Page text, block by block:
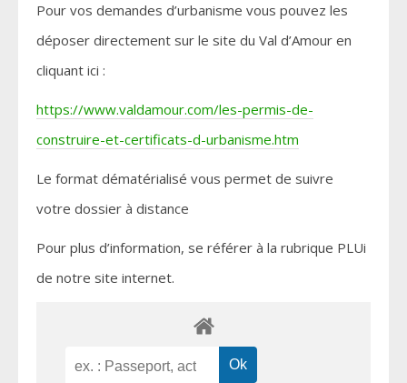
Pour vos demandes d’urbanisme vous pouvez les
déposer directement sur le site du Val d’Amour en
cliquant ici :
https://www.valdamour.com/les-permis-de-
construire-et-certificats-d-urbanisme.htm
Le format dématérialisé vous permet de suivre
votre dossier à distance
Pour plus d’information, se référer à la rubrique PLUi
de notre site internet.